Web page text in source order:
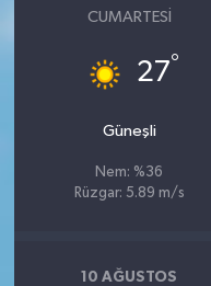
CUMARTESI
27°
Güneşli
Nem: %36
Rüzgar: 5.89 m/s
10 AĞUSTOS